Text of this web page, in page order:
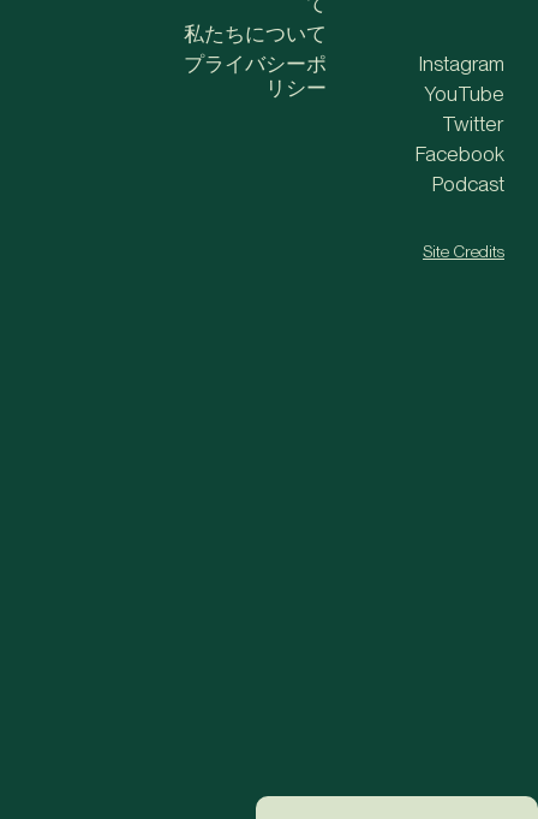
私たちについて
プライバシーポ
リシー
Instagram
YouTube
Twitter
Facebook
Podcast
Site Credits